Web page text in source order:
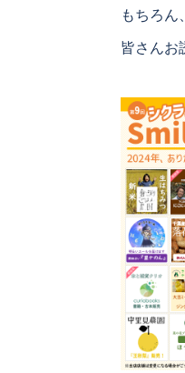
もちろん
皆さんお